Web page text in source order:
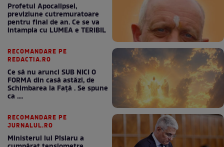
Profetul Apocalipsei,
previziune cutremuratoare
pentru final de an. Ce se va
intampla cu LUMEA e TERIBIL
RECOMANDARE PE
REDACTIA.RO
Ce să nu arunci SUB NICI O
FORMA din casă astăzi, de
Schimbarea la Față . Se spune
ca ....
RECOMANDARE PE
JURNALUL.RO
Ministerul lui Pîslaru a